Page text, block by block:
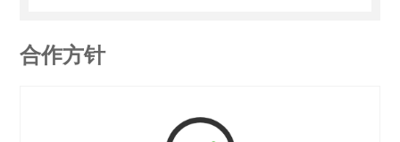
合作方针